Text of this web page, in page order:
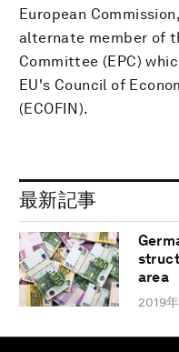
European
alternate member of
Committee (EPC)
EU's Council of
(ECOFIN).
最新記事
area
2019